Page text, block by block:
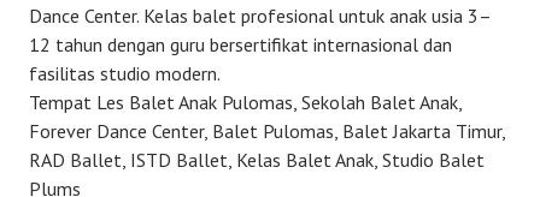
Dance Center. Kelas balet profesional untuk anak usia 3–
12 tahun dengan guru bersertifikat internasional dan
fasilitas studio modern.
Tempat Les Balet Anak Pulomas, Sekolah Balet Anak,
Forever Dance Center, Balet Pulomas, Balet Jakarta Timur,
RAD Ballet, ISTD Ballet, Kelas Balet Anak, Studio Balet
Plums